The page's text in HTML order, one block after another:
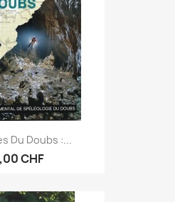
Du Doubs :...
CHF